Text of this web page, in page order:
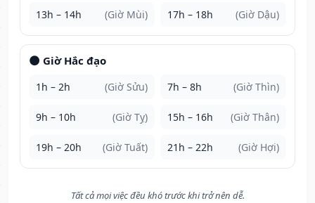
13h – 14h (Giờ Mùi) 17h – 18h (Giờ Dậu)
🌑 Giờ Hắc đạo
1h – 2h (Giờ Sửu) 7h – 8h (Giờ Thìn)
9h – 10h (Giờ Tỵ) 15h – 16h (Giờ Thân)
19h – 20h (Giờ Tuất) 21h – 22h (Giờ Hợi)
Tất cả mọi việc đều khó trước khi trở nên dễ.